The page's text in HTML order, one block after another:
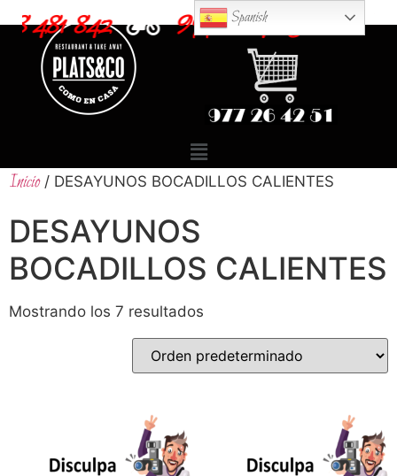
618 481 842 977 264 251
Inicio/ DESAYUNOS BOCADILLOS CALIENTES
DESAYUNOS
BOCADILLOS CALIENTES
Mostrando los 7 resultados
Spanish